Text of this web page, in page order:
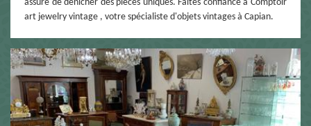
assure de dénicher des pièces uniques. Faites confiance à Comptoir
art jewelry vintage , votre spécialiste d'objets vintages à Capian.